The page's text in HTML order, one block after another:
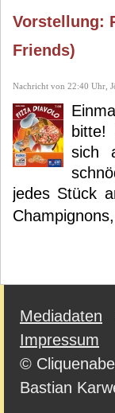
Vorstellung:
Friends)
Nachricht von 22:40 Uhr,
bitte!
sich
jedes Stück
Mediadaten
Impressum
©
Bastian